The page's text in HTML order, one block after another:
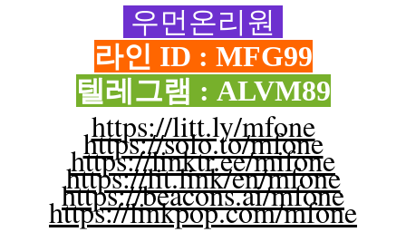
우먼온리원
라인 ID : MFG99
텔레그램 : ALVM89
https://litt.ly/mfone
https://solo.to/mfone
https://linktr.ee/mifone
https://lit.link/en/mfone
https://beacons.ai/mfone
https://linkpop.com/mfone